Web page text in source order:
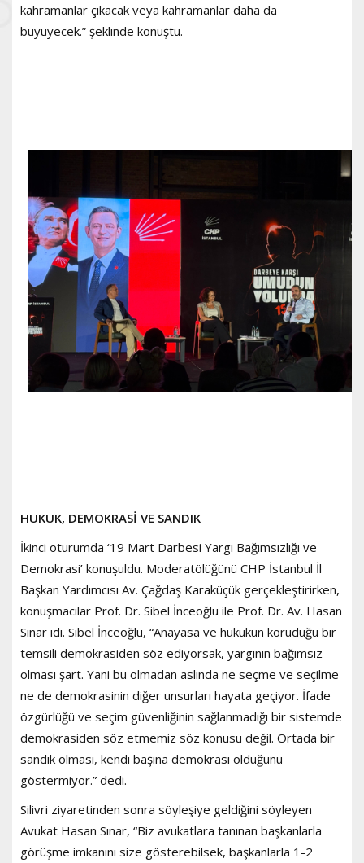
kahramanlar çıkacak veya kahramanlar daha da
büyüyecek.” şeklinde konuştu.
HUKUK, DEMOKRASİ VE SANDIK
İkinci oturumda ‘19 Mart Darbesi Yargı Bağımsızlığı ve
Demokrasi’ konuşuldu. Moderatölüğünü CHP İstanbul İl
Başkan Yardımcısı Av. Çağdaş Karaküçük gerçekleştirirken,
konuşmacılar Prof. Dr. Sibel İnceoğlu ile Prof. Dr. Av. Hasan
Sınar idi. Sibel İnceoğlu, “Anayasa ve hukukun koruduğu bir
temsili demokrasiden söz ediyorsak, yargının bağımsız
olması şart. Yani bu olmadan aslında ne seçme ve seçilme
ne de demokrasinin diğer unsurları hayata geçiyor. İfade
özgürlüğü ve seçim güvenliğinin sağlanmadığı bir sistemde
demokrasiden söz etmemiz söz konusu değil. Ortada bir
sandık olması, kendi başına demokrasi olduğunu
göstermiyor.” dedi.
Silivri ziyaretinden sonra söyleşiye geldiğini söyleyen
Avukat Hasan Sınar, “Biz avukatlara tanınan başkanlarla
görüşme imkanını size gösterebilsek, başkanlarla 1-2